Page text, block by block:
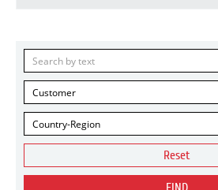
Customer
Country-Region
Reset